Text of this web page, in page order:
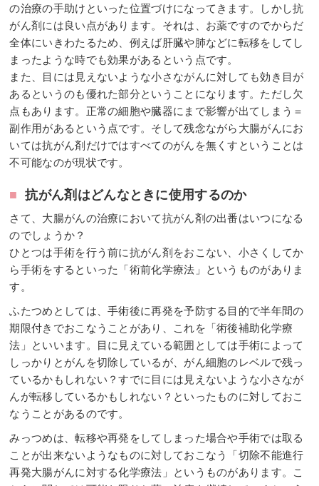
の治療の手助けといった位置づけになってきます。しかし抗
がん剤には良い点があります。それは、お薬ですのでからだ
全体にいきわたるため、例えば肝臓や肺などに転移をしてし
まったような時でも効果があるという点です。
また、目には見えないような小さながんに対しても効き目が
あるというのも優れた部分ということになります。ただし欠
点もあります。正常の細胞や臓器にまで影響が出てしまう＝
副作用があるという点です。そして残念ながら大腸がんにお
いては抗がん剤だけではすべてのがんを無くすということは
不可能なのが現状です。
■ 抗がん剤はどんなときに使用するのか
さて、大腸がんの治療において抗がん剤の出番はいつになる
のでしょうか？
ひとつは手術を行う前に抗がん剤をおこない、小さくしてか
ら手術をするといった「術前化学療法」というものがありま
す。
ふたつめとしては、手術後に再発を予防する目的で半年間の
期限付きでおこなうことがあり、これを「術後補助化学療
法」といいます。目に見えている範囲としては手術によって
しっかりとがんを切除しているが、がん細胞のレベルで残っ
ているかもしれない？すでに目には見えないような小さなが
んが転移しているかもしれない？といったものに対しておこ
なうことがあるのです。
みっつめは、転移や再発をしてしまった場合や手術では取る
ことが出来ないようなものに対しておこなう「切除不能進行
再発大腸がんに対する化学療法」というものがあります。こ